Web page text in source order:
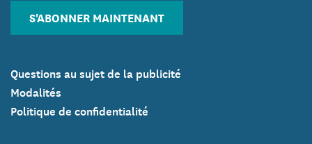
S'ABONNER MAINTENANT
Questions au sujet de la publicité
Modalités
Politique de confidentialité